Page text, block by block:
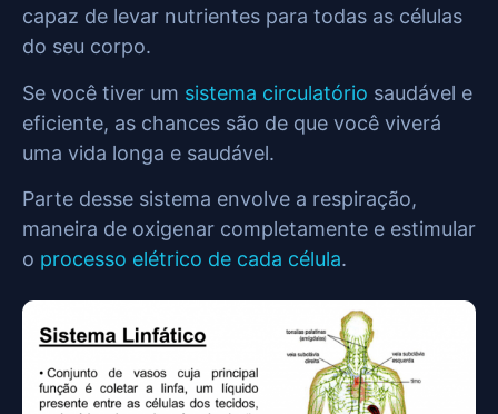
capaz de levar nutrientes para todas as células
do seu corpo.
Se você tiver um sistema circulatório saudável e
eficiente, as chances são de que você viverá
uma vida longa e saudável.
Parte desse sistema envolve a respiração,
maneira de oxigenar completamente e estimular
o processo elétrico de cada célula.